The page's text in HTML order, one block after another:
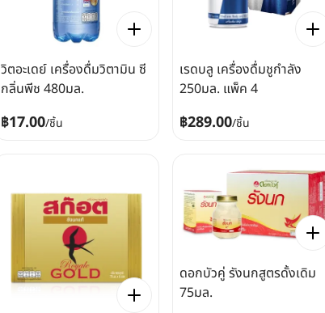
วิตอะเดย์ เครื่องดื่มวิตามิน ซี
กลิ่นพีช 480มล.
฿17.00/ชิ้น
เรดบลู เครื่องดื่มชูกำลัง
250มล. แพ็ค 4
฿289.00/ชิ้น
ดอกบัวคู่ รังนกสูตรดั้งเดิม
75มล.